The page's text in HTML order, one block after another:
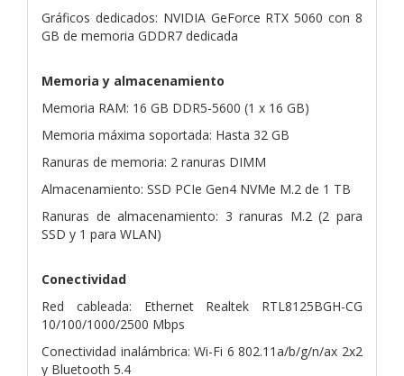
Gráficos dedicados: NVIDIA GeForce RTX 5060 con 8
GB de memoria GDDR7 dedicada
Memoria y almacenamiento
Memoria RAM: 16 GB DDR5-5600 (1 x 16 GB)
Memoria máxima soportada: Hasta 32 GB
Ranuras de memoria: 2 ranuras DIMM
Almacenamiento: SSD PCIe Gen4 NVMe M.2 de 1 TB
Ranuras de almacenamiento: 3 ranuras M.2 (2 para
SSD y 1 para WLAN)
Conectividad
Red cableada: Ethernet Realtek RTL8125BGH-CG
10/100/1000/2500 Mbps
Conectividad inalámbrica: Wi-Fi 6 802.11a/b/g/n/ax 2x2
y Bluetooth 5.4